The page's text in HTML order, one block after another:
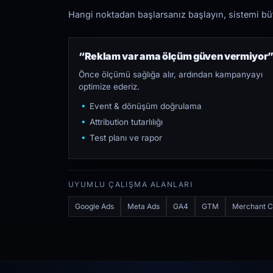
Hangi noktadan başlarsanız başlayın, sistemi
“Reklam var ama ölçüm güven
Önce ölçümü sağlığa alır, ardından kampanyayı
optimize ederiz.
Event & dönüşüm doğrulama
Attribution tutarlılığı
Test planı ve rapor
UYUMLU ÇALIŞMA ALANLARI
Google Ads Meta Ads GA4 GTM Merchant